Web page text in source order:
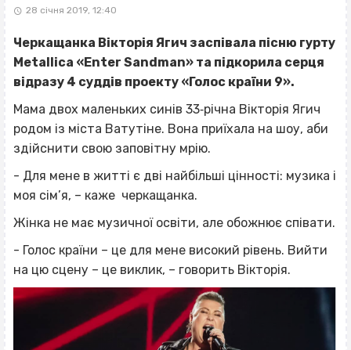
28 січня 2019, 12:40
Черкащанка Вікторія Ягич заспівала пісню гурту
Metallica «Enter Sandman» та підкорила серця
відразу 4 суддів проекту «Голос країни 9».
Мама двох маленьких синів 33‐річна Вікторія Ягич
родом із міста Ватутіне. Вона приїхала на шоу, аби
здійснити свою заповітну мрію.
- Для мене в житті є дві найбільші цінності: музика і
моя сім’я, – каже черкащанка.
Жінка не має музичної освіти, але обожнює співати.
- Голос країни – це для мене високий рівень. Вийти
на цю сцену – це виклик, – говорить Вікторія.